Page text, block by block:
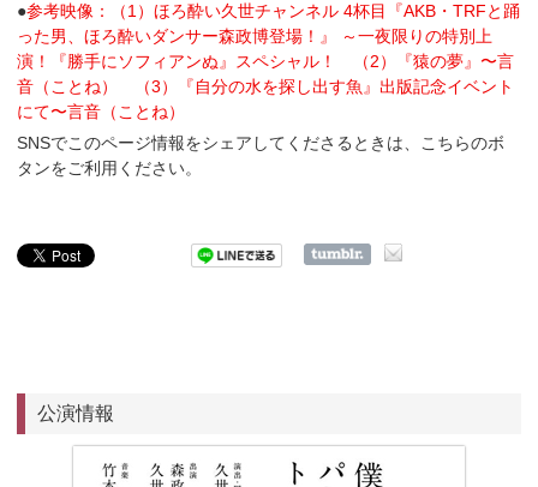
●参考映像：（1）ほろ酔い久世チャンネル 4杯目『AKB・TRFと踊
った男、ほろ酔いダンサー森政博登場！』 ～一夜限りの特別上
演！『勝手にソフィアンぬ』スペシャル！ （2）『猿の夢』〜言
音（ことね） （3）『自分の水を探し出す魚』出版記念イベント
にて〜言音（ことね）
SNSでこのページ情報をシェアしてくださるときは、こちらのボ
タンをご利用ください。
公演情報